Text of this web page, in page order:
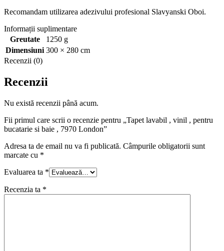
Recomandam utilizarea adezivului profesional Slavyanski Oboi.
Informații suplimentare
Greutate
1250 g
Dimensiuni 300 × 280 cm
Recenzii (0)
Recenzii
Nu există recenzii până acum.
Fii primul care scrii o recenzie pentru „Tapet lavabil , vinil , pentru
bucatarie si baie , 7970 London”
Adresa ta de email nu va fi publicată. Câmpurile obligatorii sunt
marcate cu *
Evaluarea ta *
Recenzia ta *